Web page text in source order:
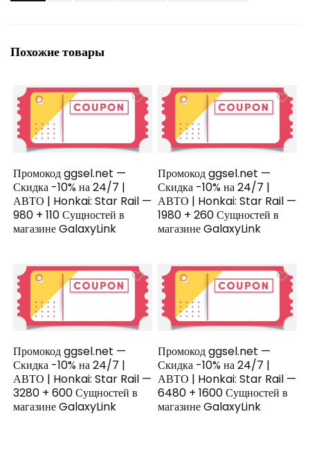
Похожие товары
Промокод ggsel.net —
Скидка -10% на 24/7 |
АВТО | Honkai: Star Rail —
980 + 110 Сущностей в
магазине GalaxyLink
Промокод ggsel.net —
Скидка -10% на 24/7 |
АВТО | Honkai: Star Rail —
1980 + 260 Сущностей в
магазине GalaxyLink
Промокод ggsel.net —
Скидка -10% на 24/7 |
АВТО | Honkai: Star Rail —
3280 + 600 Сущностей в
магазине GalaxyLink
Промокод ggsel.net —
Скидка -10% на 24/7 |
АВТО | Honkai: Star Rail —
6480 + 1600 Сущностей в
магазине GalaxyLink